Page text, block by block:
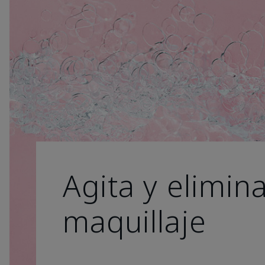
Agita y
maquillaje